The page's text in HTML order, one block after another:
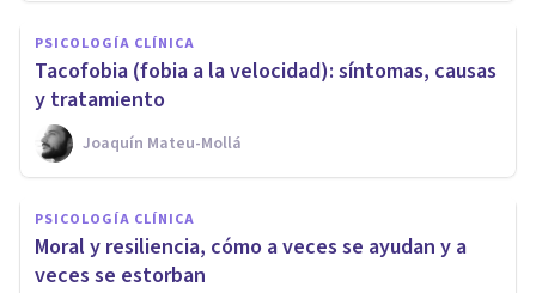
PSICOLOGÍA CLÍNICA
Tacofobia (fobia a la velocidad): síntomas, causas
y tratamiento
Joaquín Mateu-Mollá
PSICOLOGÍA CLÍNICA
Moral y resiliencia, cómo a veces se ayudan y a
veces se estorban